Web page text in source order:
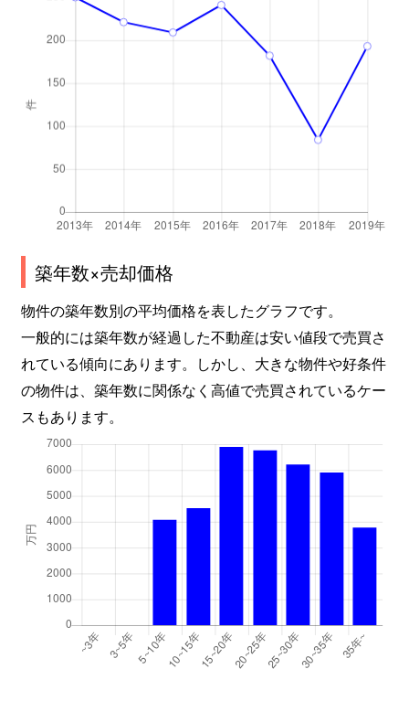
築年数×売却価格
物件の築年数別の平均価格を表したグラフです。
一般的には築年数が経過した不動産は安い値段で売買さ
れている傾向にあります。しかし、大きな物件や好条件
の物件は、築年数に関係なく高値で売買されているケー
スもあります。